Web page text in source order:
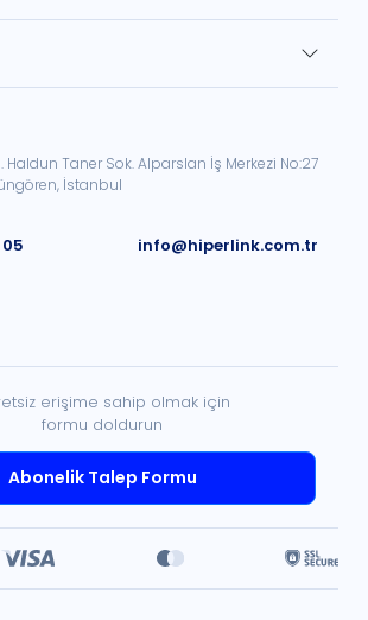
Taner Sok. Alparslan İş Merkezi No:27
İstanbul
05 info@hiperlink.com.tr
erişime sahip olmak için
formu doldurun
Abonelik Talep Formu